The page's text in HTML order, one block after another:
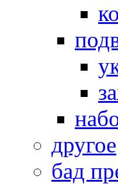
другое
бад